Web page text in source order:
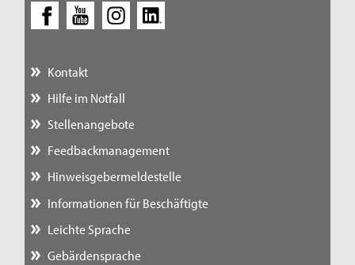
Kontakt
Hilfe im Notfall
Stellenangebote
Feedbackmanagement
Hinweisgebermeldestelle
Informationen für Beschäftigte
Leichte Sprache
Gebärdensprache